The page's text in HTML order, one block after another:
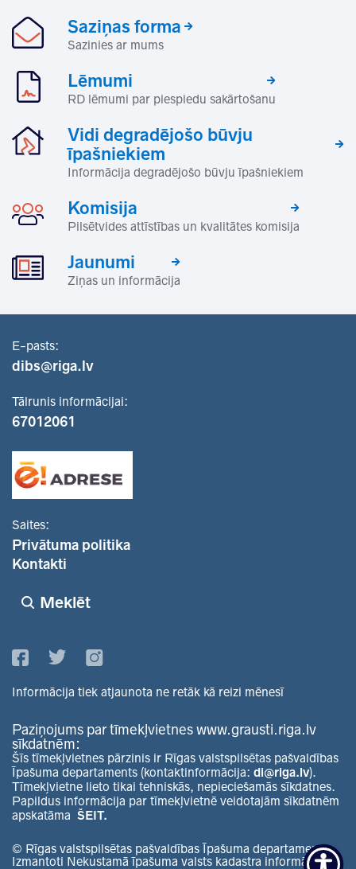
Saziņas forma
Sazinies ar mums
Lēmumi
RD lēmumi par piespiedu sakārtošanu
Vidi degradējošo būvju
īpašniekiem
Informācija degradējošo būvju īpašniekiem
Komisija
Pilsētvides attīstības un kvalitātes komisija
Jaunumi
Ziņas un informācija
E-pasts:
dibs@riga.lv
Tālrunis informācijai:
67012061
Saites:
Privātuma politika
Kontakti
Meklēt
Informācija tiek atjaunota ne retāk kā reizi mēnesī
Paziņojums par tīmekļvietnes www.grausti.riga.lv
sīkdatnēm:
Šīs tīmekļvietnes pārzinis ir Rīgas valstspilsētas pašvaldības
Īpašuma departaments (kontaktinformācija: di@riga.lv).
Tīmekļvietne lieto tikai tehniskās, nepieciešamās sīkdatnes.
Papildus informācija par tīmekļvietnē veidotajām sīkdatnēm
apskatāma ŠEIT.
© Rīgas valstspilsētas pašvaldības Īpašuma departaments.
Izmantoti Nekustamā īpašuma valsts kadastra informācijas